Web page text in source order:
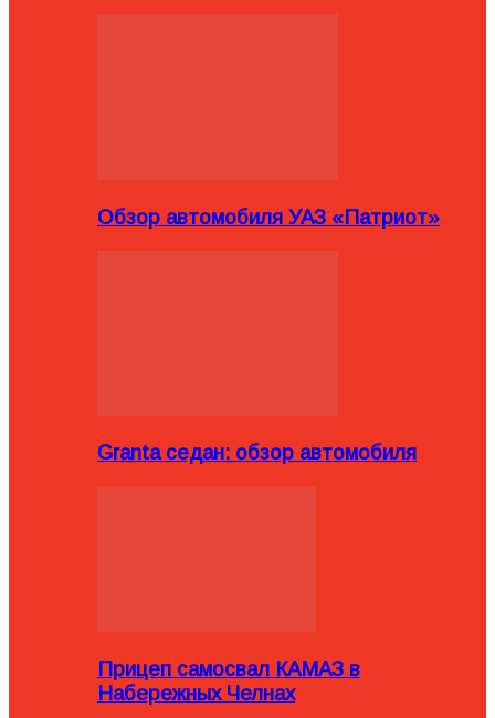
Обзор автомобиля УАЗ «Патриот»
Granta седан: обзор автомобиля
Прицеп самосвал КАМАЗ в
Набережных Челнах